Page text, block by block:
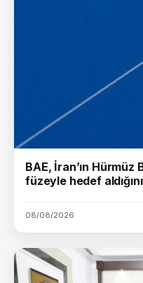
BAE, İran’ın Hürmüz
füzeyle hedef
08/08/2026